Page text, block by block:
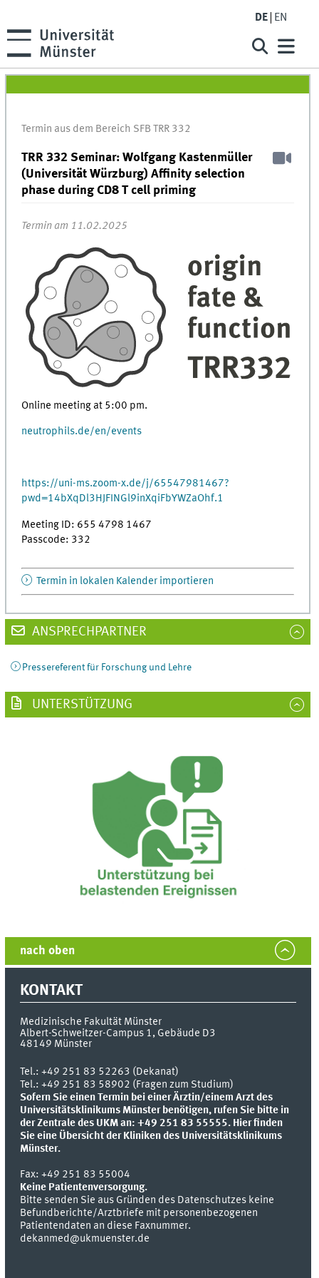
DE EN
Termin aus dem Bereich SFB TRR 332
TRR 332 Seminar: Wolfgang Kastenmüller
(Universität Würzburg) Affinity selection
phase during CD8 T cell priming
Termin am 11.02.2025
Online meeting at 5:00 pm.
neutrophils.de/en/events
https://uni-ms.zoom-x.de/j/65547981467?
pwd=14bXqDl3HJFINGl9inXqiFbYWZaOhf.1
Meeting ID: 655 4798 1467
Passcode: 332
Termin in lokalen Kalender importieren
ANSPRECHPARTNER
Pressereferent für Forschung und Lehre
UNTERSTÜTZUNG
nach oben
KONTAKT
Medizinische Fakultät Münster
Albert-Schweitzer-Campus 1, Gebäude D3
48149 Münster
Tel.:+49 251 83 52263 (Dekanat)
Tel.: +49 251 83 58902 (Fragen zum Studium)
Sofern Sie einen Termin bei einer Ärztin/einem Arzt des
Universitätsklinikums Münster benötigen, rufen Sie bitte in
der Zentrale des UKM an: +49 251 83 55555. Hier finden
Sie eine Übersicht der Kliniken des Universitätsklinikums
Münster.
Fax:+49 251 83 55004
Keine Patientenversorgung.
Bitte senden Sie aus Gründen des Datenschutzes keine
Befundberichte/Arztbriefe mit personenbezogenen
Patientendaten an diese Faxnummer.
dekanmed@ukmuenster.de